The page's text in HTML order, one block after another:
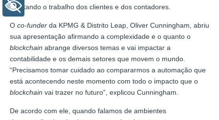
facilitando o trabalho dos clientes e dos contadores.
O co-funder da KPMG & Distrito Leap, Oliver Cunningham, abriu
sua apresentação afirmando a complexidade e o quanto o
blockchain abrange diversos temas e vai impactar a
contabilidade e os demais setores que movem o mundo.
“Precisamos tomar cuidado ao compararmos a automação que
está acontecendo neste momento com todo o impacto que o
blockchain vai trazer no futuro”, explicou Cunningham.
De acordo com ele, quando falamos de ambientes
+ Acessibilidade